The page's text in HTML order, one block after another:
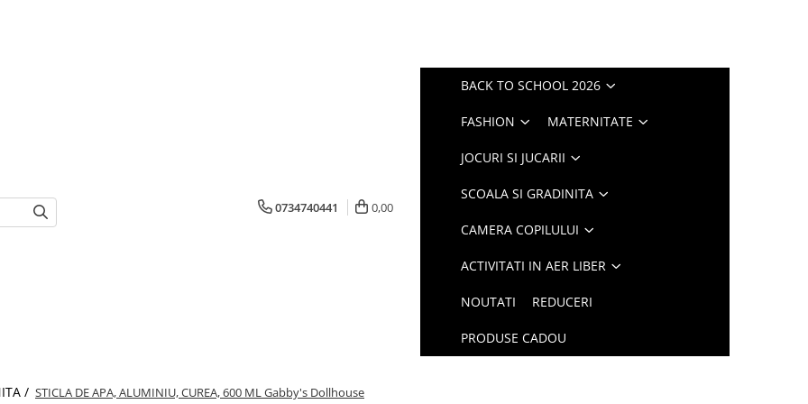
0734740441 0,00
BACK TO SCHOOL 2026
FASHION MATERNITATE
JOCURI SI JUCARII
SCOALA SI GRADINITA
CAMERA COPILULUI
ACTIVITATI IN AER LIBER
NOUTATI REDUCERI
PRODUSE CADOU
/ STICLA DE APA, ALUMINIU, CUREA, 600 ML Gabby's Dollhouse